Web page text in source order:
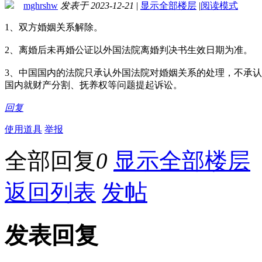
mghrshw 发表于 2023-12-21 | 显示全部楼层 |阅读模式
1、双方婚姻关系解除。
2、离婚后未再婚公证以外国法院离婚判决书生效日期为准。
3、中国国内的法院只承认外国法院对婚姻关系的处理，不承
国内就财产分割、抚养权等问题提起诉讼。
回复
使用道具 举报
全部回复0 显示全部楼层
返回列表 发帖
发表回复